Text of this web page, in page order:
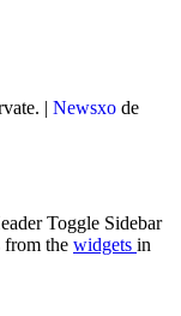
| Newsxo de
Toggle Sidebar
from the widgets in